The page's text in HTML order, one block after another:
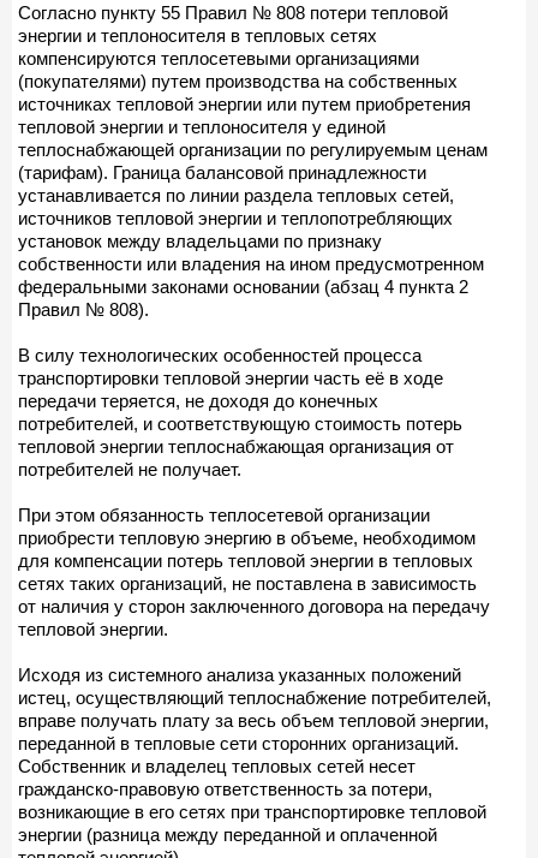
Согласно пункту 55 Правил № 808 потери тепловой
энергии и теплоносителя в тепловых сетях
компенсируются теплосетевыми организациями
(покупателями) путем производства на собственных
источниках тепловой энергии или путем приобретения
тепловой энергии и теплоносителя у единой
теплоснабжающей организации по регулируемым ценам
(тарифам). Граница балансовой принадлежности
устанавливается по линии раздела тепловых сетей,
источников тепловой энергии и теплопотребляющих
установок между владельцами по признаку
собственности или владения на ином предусмотренном
федеральными законами основании (абзац 4 пункта 2
Правил № 808).
В силу технологических особенностей процесса
транспортировки тепловой энергии часть её в ходе
передачи теряется, не доходя до конечных
потребителей, и соответствующую стоимость потерь
тепловой энергии теплоснабжающая организация от
потребителей не получает.
При этом обязанность теплосетевой организации
приобрести тепловую энергию в объеме, необходимом
для компенсации потерь тепловой энергии в тепловых
сетях таких организаций, не поставлена в зависимость
от наличия у сторон заключенного договора на передачу
тепловой энергии.
Исходя из системного анализа указанных положений
истец, осуществляющий теплоснабжение потребителей,
вправе получать плату за весь объем тепловой энергии,
переданной в тепловые сети сторонних организаций.
Собственник и владелец тепловых сетей несет
гражданско-правовую ответственность за потери,
возникающие в его сетях при транспортировке тепловой
энергии (разница между переданной и оплаченной